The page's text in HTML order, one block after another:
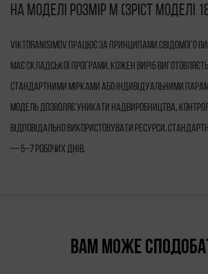
На моделі розмір M (зріст моделі
VIKTORANISIMOV працює за принципами свідомого
має складської програми. Кожен виріб
стандартними мірками або індивідуальними
модель дозволяє уникати надвиробництва,
відповідально використовувати ресурси.
— 5–7 робочих днів.
ВАМ МОЖЕ